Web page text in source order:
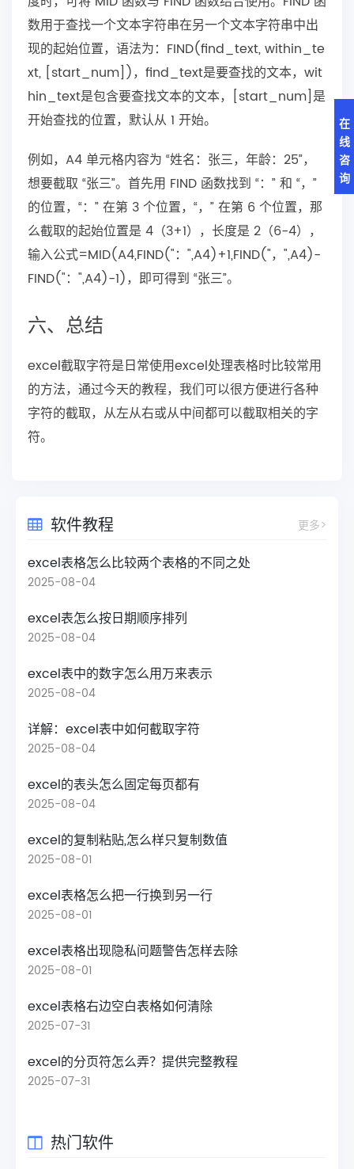
数用于查找一个文本字符串在另一个文本字符串中出
现的起始位置，语法为：FIND(find_text, within_te
xt, [start_num])，find_text是要查找的文本，wit
hin_text是包含要查找文本的文本，[start_num]是
开始查找的位置，默认从 1 开始。
例如，A4 单元格内容为 “姓名：张三，年龄：25”，
想要截取 “张三”。首先用 FIND 函数找到 “：” 和 “，”
的位置，“：” 在第 3 个位置，“，” 在第 6 个位置，那
么截取的起始位置是 4（3+1），长度是 2（6-4），
输入公式=MID(A4,FIND("：",A4)+1,FIND("，",A4)-
FIND("：",A4)-1)，即可得到 “张三”。
六、总结
excel截取字符是日常使用excel处理表格时比较常用
的方法，通过今天的教程，我们可以很方便进行各种
字符的截取，从左从右或从中间都可以截取相关的字
符。
软件教程 更多>
excel表格怎么比较两个表格的不同之处
2025-08-04
excel表怎么按日期顺序排列
2025-08-04
excel表中的数字怎么用万来表示
2025-08-04
详解：excel表中如何截取字符
2025-08-04
excel的表头怎么固定每页都有
2025-08-04
excel的复制粘贴,怎么样只复制数值
2025-08-01
excel表格怎么把一行换到另一行
2025-08-01
excel表格出现隐私问题警告怎样去除
2025-08-01
excel表格右边空白表格如何清除
2025-07-31
excel的分页符怎么弄？提供完整教程
2025-07-31
热门软件
在
线
咨
询